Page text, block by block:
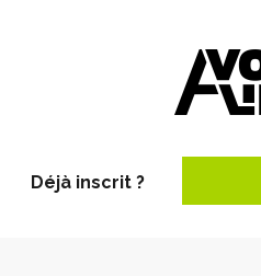
Déjà inscrit ?